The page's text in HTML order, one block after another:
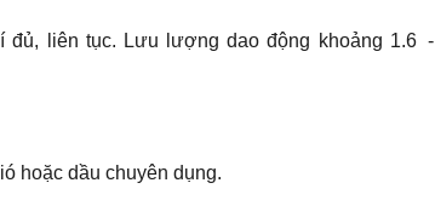
đủ, liên tục. Lưu lượng dao động khoảng 1.6 -
hoặc dầu chuyên dụng.